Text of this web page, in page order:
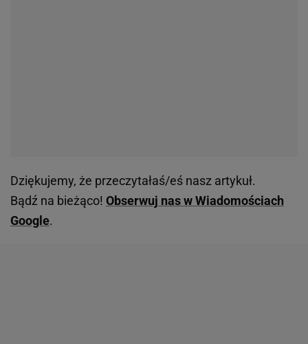
Dziękujemy, że przeczytałaś/eś nasz artykuł.
Bądź na bieżąco! Obserwuj nas w Wiadomościach
Google.